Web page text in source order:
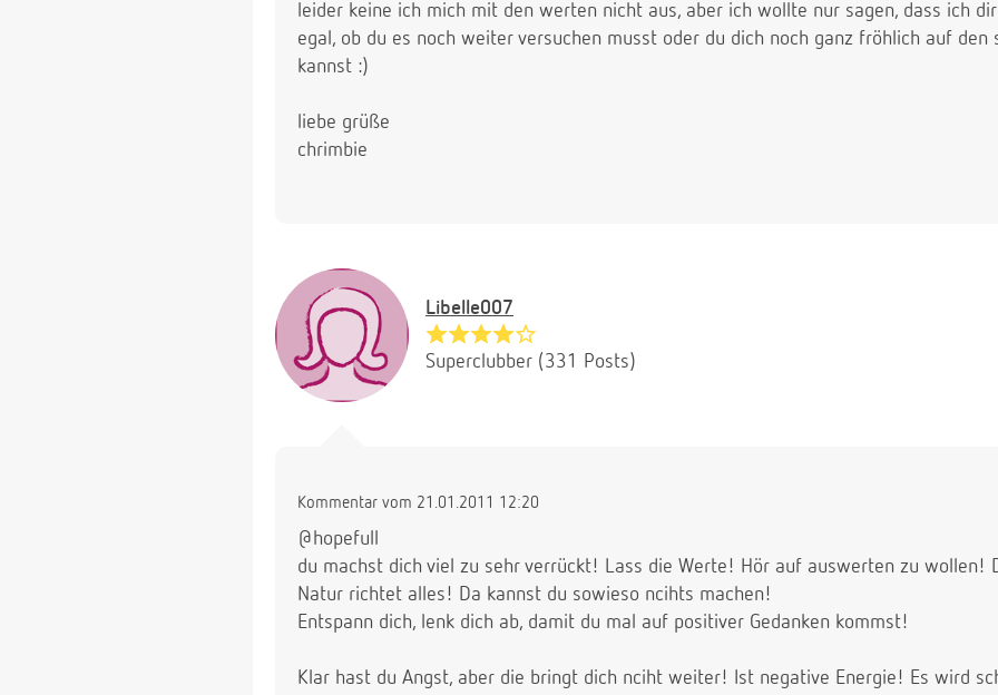
leider keine ich mich mit den werten nicht aus, aber ich wollte nur sagen, dass ich
egal, ob du es noch weiter versuchen musst oder du dich noch ganz fröhlich auf den
kannst :)
liebe grüße
chrimbie
Libelle007
Superclubber (331 Posts)
Kommentar vom 21.01.2011 12:20
@hopefull
du machst dich viel zu sehr verrückt! Lass die Werte! Hör auf auswerten zu wollen!
Natur richtet alles! Da kannst du sowieso ncihts machen!
Entspann dich, lenk dich ab, damit du mal auf positiver Gedanken kommst!
Klar hast du Angst, aber die bringt dich nciht weiter! Ist negative Energie! Es wird